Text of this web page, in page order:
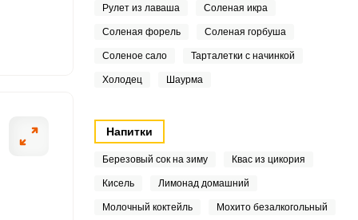
Рулет из лаваша Соленая икра
Соленая форель Соленая горбуша
Соленое сало Тарталетки с начинкой
Холодец Шаурма
Напитки
Березовый сок на зиму Квас из цикория
Кисель Лимонад домашний
Молочный коктейль Мохито безалкогольный
соломкой.